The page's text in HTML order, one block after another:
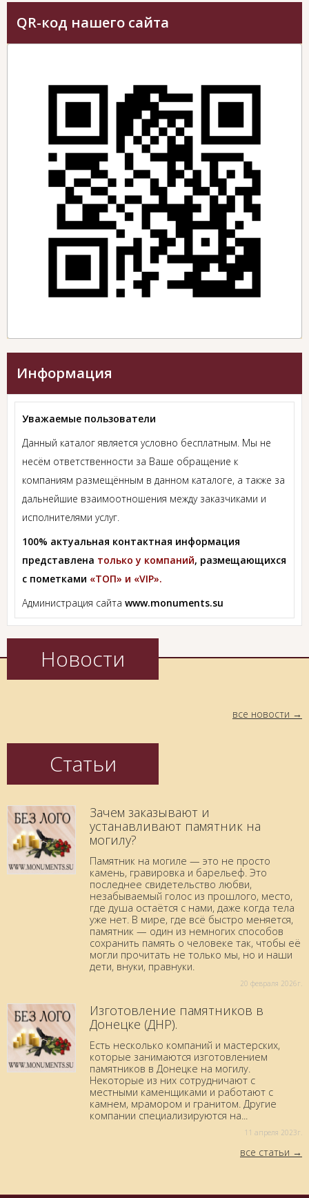
QR-код нашего сайта
Информация
Уважаемые пользователи
Данный каталог является условно бесплатным. Мы не
несём ответственности за Ваше обращение к
компаниям размещённым в данном каталоге, а также за
дальнейшие взаимоотношения между заказчиками и
исполнителями услуг.
100% актуальная контактная информация
представлена только у компаний, размещающихся
с пометками «ТОП» и «VIP».
Администрация сайта www.monuments.su
Новости
все новости
Статьи
Зачем заказывают и
устанавливают памятник на
могилу?
Памятник на могиле — это не просто
камень, гравировка и барельеф. Это
последнее свидетельство любви,
незабываемый голос из прошлого, место,
где душа остаётся с нами, даже когда тела
уже нет. В мире, где всё быстро меняется,
памятник — один из немногих способов
сохранить память о человеке так, чтобы её
могли прочитать не только мы, но и наши
дети, внуки, правнуки.
20 февраля 2026г.
Изготовление памятников в
Донецке (ДНР).
Есть несколько компаний и мастерских,
которые занимаются изготовлением
памятников в Донецке на могилу.
Некоторые из них сотрудничают с
местными каменщиками и работают с
камнем, мрамором и гранитом. Другие
компании специализируются на...
11 aпреля 2023г.
все статьи